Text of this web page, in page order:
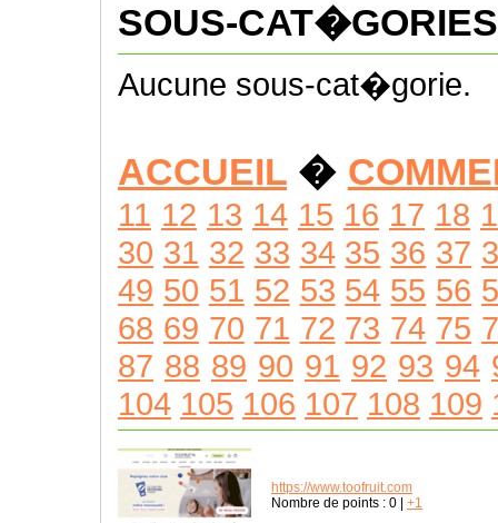
SOUS-CAT�GORIES
Aucune sous-cat�gorie.
ACCUEIL �
11 12 13 14 15 16 17 18
30 31 32 33 34 35 36 37
49 50 51 52 53 54 55 56
68 69 70 71 72 73 74 75
87 88 89 90 91 92 93 94
104 105 106 107 108 109
https://www.toofruit.com
Nombre de points : 0 +1